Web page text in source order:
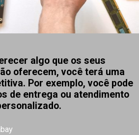
algo que os seus
oferecem, você terá uma
Por exemplo, você pode
de entrega ou atendimento